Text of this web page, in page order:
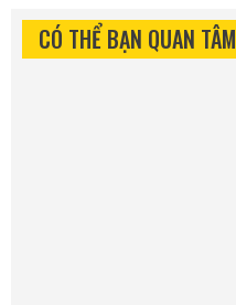
CÓ THỂ BẠN QUAN TÂM